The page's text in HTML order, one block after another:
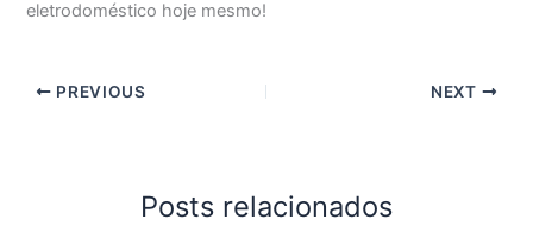
eletrodoméstico hoje mesmo!
PREVIOUS NEXT
Posts relacionados